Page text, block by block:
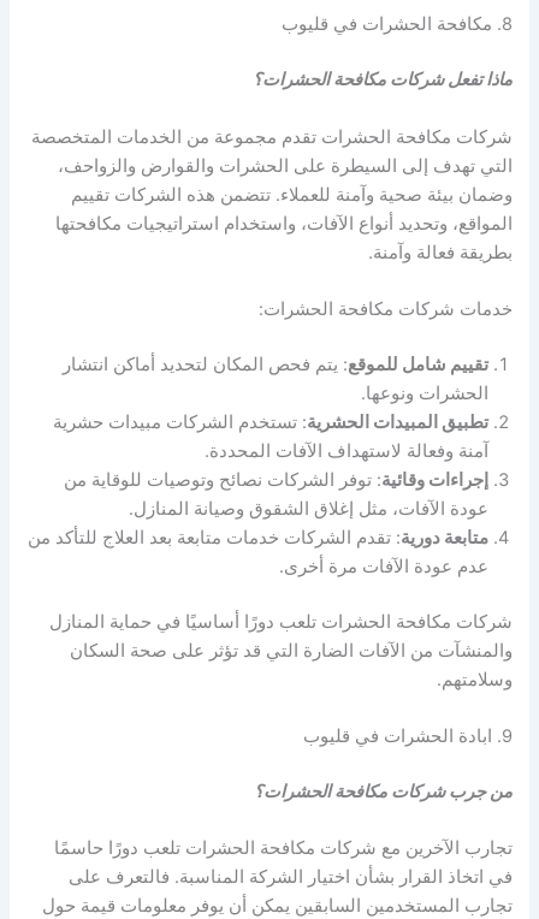
8. مكافحة الحشرات في قليوب
ماذا تفعل شركات مكافحة الحشرات؟
شركات مكافحة الحشرات تقدم مجموعة من الخدمات المتخصصة
التي تهدف إلى السيطرة على الحشرات والقوارض والزواحف،
وضمان بيئة صحية وآمنة للعملاء. تتضمن هذه الشركات تقييم
المواقع، وتحديد أنواع الآفات، واستخدام استراتيجيات مكافحتها
بطريقة فعالة وآمنة.
خدمات شركات مكافحة الحشرات:
تقييم شامل للموقع: يتم فحص المكان لتحديد أماكن انتشار
الحشرات ونوعها.
تطبيق المبيدات الحشرية: تستخدم الشركات مبيدات حشرية
آمنة وفعالة لاستهداف الآفات المحددة.
إجراءات وقائية: توفر الشركات نصائح وتوصيات للوقاية من
عودة الآفات، مثل إغلاق الشقوق وصيانة المنازل.
متابعة دورية: تقدم الشركات خدمات متابعة بعد العلاج للتأكد من
عدم عودة الآفات مرة أخرى.
شركات مكافحة الحشرات تلعب دورًا أساسيًا في حماية المنازل
والمنشآت من الآفات الضارة التي قد تؤثر على صحة السكان
وسلامتهم.
9. ابادة الحشرات في قليوب
من جرب شركات مكافحة الحشرات؟
تجارب الآخرين مع شركات مكافحة الحشرات تلعب دورًا حاسمًا
في اتخاذ القرار بشأن اختيار الشركة المناسبة. فالتعرف على
تجارب المستخدمين السابقين يمكن أن يوفر معلومات قيمة حول